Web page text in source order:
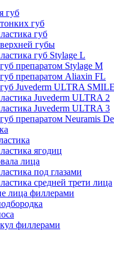
губ
губ
губ
губы
губ Stylage L
препаратом Stylage M
препаратом Aliaxin FL
Juvederm ULTRA
Juvederm ULTRA 2
Juvederm ULTRA 3
препаратом Neuramis
ягодиц
лица
под глазами
средней трети лица
лица филлерами
филлерами